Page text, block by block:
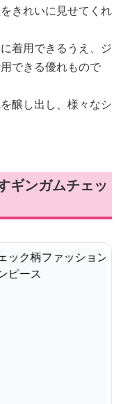
きれいに見せてくれ
着用できるうえ、ジ
できる優れもので
醸し出し、様々なシ
ギンガムチェッ